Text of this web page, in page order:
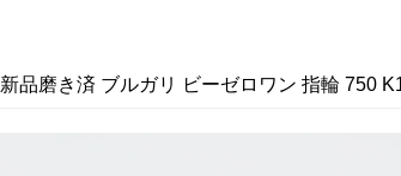
新品磨き済 ブルガリ ビーゼロワン 指輪 750